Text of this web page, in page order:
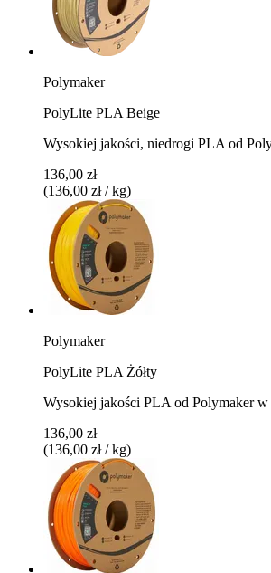
Polymaker
PolyLite PLA Beige
Wysokiej jakości, niedrogi PLA od
136,00 zł
(136,00 zł / kg)
Polymaker
PolyLite PLA Żółty
Wysokiej jakości PLA od Polymaker w
136,00 zł
(136,00 zł / kg)